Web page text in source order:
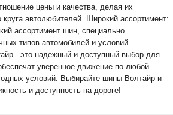
цены и качества, делая их
автолюбителей. Широкий ассортимент:
ассортимент шин, специально
типов автомобилей и условий
- это надежный и доступный выбор для
уверенное движение по любой
условий. Выбирайте шины Волтайр и
и доступность на дороге!